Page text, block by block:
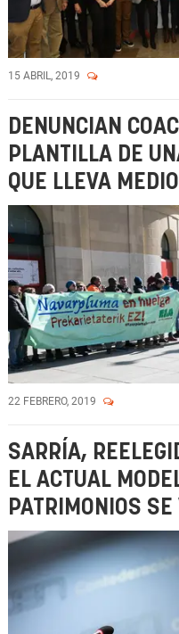
15 ABRIL, 2019
DENUNCIAN
PLANTILLA DE
QUE LLEVA
22 FEBRERO, 2019
SARRÍA,
EL ACTUAL
PATRIMONIOS